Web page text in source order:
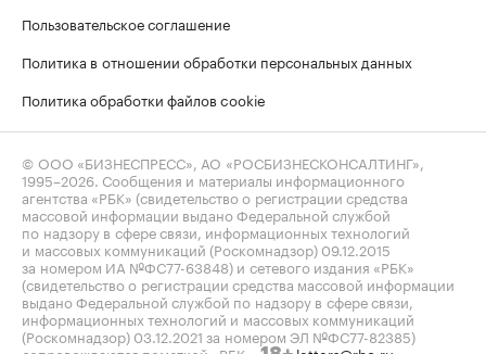
Пользовательское соглашение
Политика в отношении обработки персональных данных
Политика обработки файлов cookie
© ООО «БИЗНЕСПРЕСС», АО «РОСБИЗНЕСКОНСАЛТИНГ»,
1995–2026 . Сообщения и материалы информационного
агентства «РБК» (свидетельство о регистрации средства
массовой информации выдано Федеральной службой
по надзору в сфере связи, информационных технологий
и массовых коммуникаций (Роскомнадзор) 09.12.2015
за номером ИА №ФС77-63848) и сетевого издания «РБК»
(свидетельство о регистрации средства массовой информации
выдано Федеральной службой по надзору в сфере связи,
информационных технологий и массовых коммуникаций
(Роскомнадзор) 03.12.2021 за номером ЭЛ №ФС77-82385)